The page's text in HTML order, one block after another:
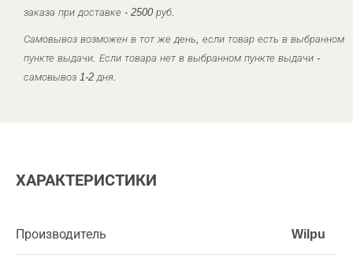
заказа при доставке - 2500 руб.
Самовывоз возможен в тот же день, если товар есть в выбранном
пункте выдачи. Если товара нет в выбранном пункте выдачи -
самовывоз 1-2 дня.
ХАРАКТЕРИСТИКИ
Производитель Wilpu